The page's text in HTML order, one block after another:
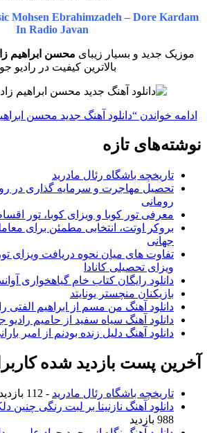
Mohsen Ebrahimzadeh – Dore Kardam
In Radio Javan
موزیک جدید و بسیار زیبای محسن ابراهیم
بالاترین کیفیت در رادیو
ادامه خواندن “دانلود آهنگ جدید محسن
نوشته‌های تازه
تاریخچه باشگاه رئال مادرید
تحصیل مهاجرت و سرمایه گذاری در
رومانی
معرفی تور کوبا و ویزای کوبا، تور
بروکر اوتت، انتخابی مطمئن برای
جهانی
تفاوت های میان نحوه دریافت ویزای
ویزای تحصیلی کانادا
دانلود رایگان کتاب خام گیاهخواری
بازیکنان منچستر یونایتد
دانلود آهنگ من مسم از ابراهیم الفتی
دانلود آهنگ سیاه سفید از حامیم رادیو
دانلود آهنگ دلیل زنده بودنم از امیر
آخرین پست بازدید شده
تاریخچه باشگاه رئال مادرید - 112 بازدید
دانلود آهنگ نازنینا بر لبت رنگی چنین
988 بازدید